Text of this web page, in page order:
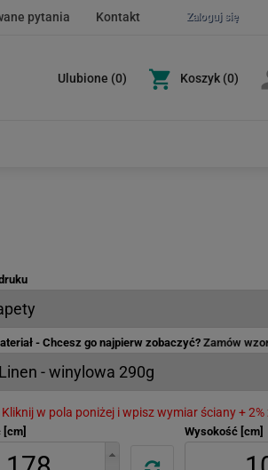
Zaloguj się
pytania Kontakt
Ulubione (0) Koszyk (0)
- Chcesz go najpierw zobaczyć?Zamów
Kliknij w pola poniżej i wpisz wymiar ściany + 2%
[cm] Wysokość [cm]